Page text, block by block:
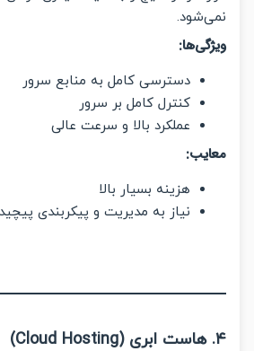
دسترسی کامل به منابع سرور
کنترل کامل بر سرور
عملکرد بالا و سرعت عالی
هزینه بسیار بالا
نیاز به مدیریت و پیکربندی پیچیده